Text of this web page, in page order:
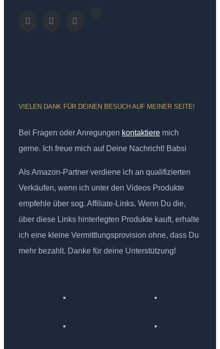
VIELEN DANK FÜR DEINEN BESUCH AUF MEINER SEITE!
Bei Fragen oder Anregungen kontaktiere mich
gerne. Ich freue mich auf Deine Nachricht! Babsi
Als Amazon-Partner verdiene ich an qualifizierten
Verkäufen, wenn ich unter den Videos Produkte
empfehle über sog. Affiliate-Links. Wenn Du die,
über diese Links hinterlegten Produkte kauft, erhalte
ich eine kleine Vermittlungsprovision ohne, dass Du
mehr bezahlt. Danke für deine Unterstützung!